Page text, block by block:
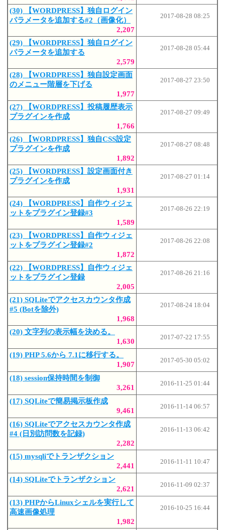
(30) 【WORDPRESS】独自ログイン
パラメータを追加する#2（画像化）
2,207
2017-08-28 08:25
(29) 【WORDPRESS】独自ログイン
パラメータを追加する
2,579
2017-08-28 05:44
(28) 【WORDPRESS】独自設定画面
のメニュー階層を下げる
1,977
2017-08-27 23:50
(27) 【WORDPRESS】投稿履歴表示
プラグインを作成
1,766
2017-08-27 09:49
(26) 【WORDPRESS】独自CSS設定
プラグインを作成
1,892
2017-08-27 08:48
(25) 【WORDPRESS】設定画面付き
プラグインを作成
1,931
2017-08-27 01:14
(24) 【WORDPRESS】自作ウィジェ
ットをプラグイン登録#3
1,589
2017-08-26 22:19
(23) 【WORDPRESS】自作ウィジェ
ットをプラグイン登録#2
1,872
2017-08-26 22:08
(22) 【WORDPRESS】自作ウィジェ
ットをプラグイン登録
2,005
2017-08-26 21:16
(21) SQLiteでアクセスカウンタ作成
#5 (Botを除外)
1,968
2017-08-24 18:04
(20) 文字列の表示幅を決める。
1,630
2017-07-22 17:55
(19) PHP 5.6から 7.1に移行する。
1,907
2017-05-30 05:02
(18) session保持時間を制御
3,261
2016-11-25 01:44
(17) SQLiteで簡易掲示板作成
9,461
2016-11-14 06:57
(16) SQLiteでアクセスカウンタ作成
#4 (日別訪問数を記録)
2,282
2016-11-13 06:42
(15) mysqliでトランザクション
2,441
2016-11-11 10:47
(14) SQLiteでトランザクション
2,621
2016-11-09 02:37
(13) PHPからLinuxシェルを実行して
高速画像処理
1,982
2016-10-25 16:44